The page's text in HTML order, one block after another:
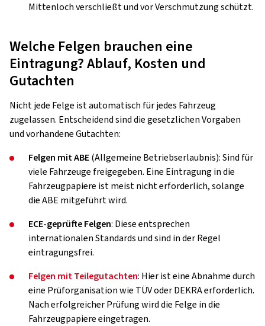
Mittenloch verschließt und vor Verschmutzung schützt.
Welche Felgen brauchen eine
Eintragung? Ablauf, Kosten und
Gutachten
Nicht jede Felge ist automatisch für jedes Fahrzeug
zugelassen. Entscheidend sind die gesetzlichen Vorgaben
und vorhandene Gutachten:
Felgen mit ABE(Allgemeine Betriebserlaubnis): Sind für
viele Fahrzeuge freigegeben. Eine Eintragung in die
Fahrzeugpapiere ist meist nicht erforderlich, solange
die ABE mitgeführt wird.
ECE-geprüfte Felgen: Diese entsprechen
internationalen Standards und sind in der Regel
eintragungsfrei.
Felgen mit Teilegutachten: Hier ist eine Abnahme durch
eine Prüforganisation wie TÜV oder DEKRA erforderlich.
Nach erfolgreicher Prüfung wird die Felge in die
Fahrzeugpapiere eingetragen.